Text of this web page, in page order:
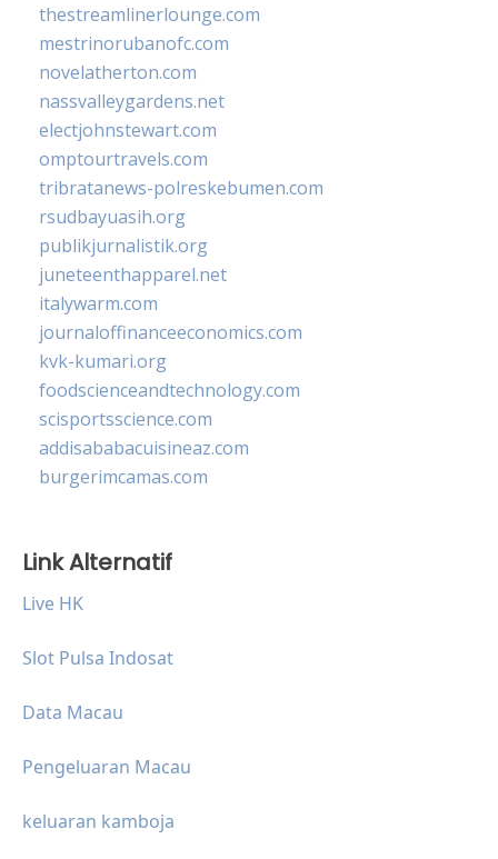
thestreamlinerlounge.com
mestrinorubanofc.com
novelatherton.com
nassvalleygardens.net
electjohnstewart.com
omptourtravels.com
tribratanews-polreskebumen.com
rsudbayuasih.org
publikjurnalistik.org
juneteenthapparel.net
italywarm.com
journaloffinanceeconomics.com
kvk-kumari.org
foodscienceandtechnology.com
scisportsscience.com
addisababacuisineaz.com
burgerimcamas.com
Link Alternatif
Live HK
Slot Pulsa Indosat
Data Macau
Pengeluaran Macau
keluaran kamboja